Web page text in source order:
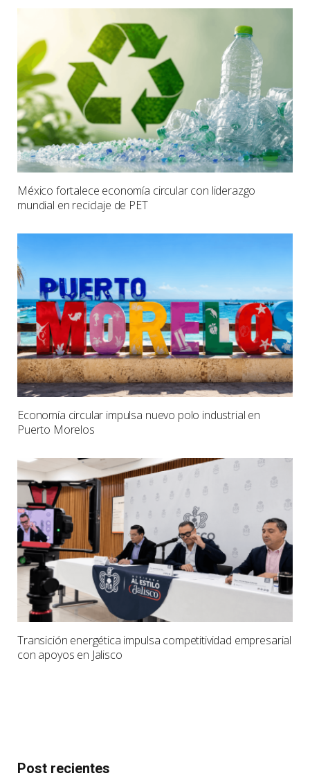
México fortalece economía circular con liderazgo
mundial en reciclaje de PET
Economía circular impulsa nuevo polo industrial en
Puerto Morelos
Transición energética impulsa competitividad empresarial
con apoyos en Jalisco
Post recientes